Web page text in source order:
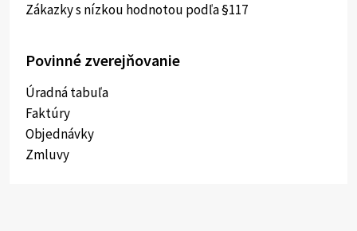
Zákazky s nízkou hodnotou podľa §117
Povinné zverejňovanie
Úradná tabuľa
Faktúry
Objednávky
Zmluvy